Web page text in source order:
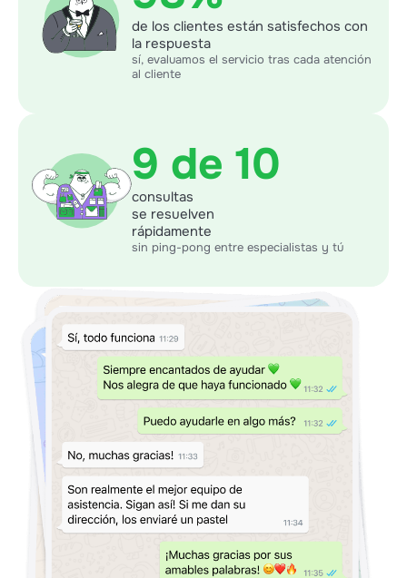
de los clientes están satisfechos con
la respuesta
sí, evaluamos el servicio tras cada atención
al cliente
9 de 10
consultas
se resuelven
rápidamente
sin ping-pong entre especialistas y tú